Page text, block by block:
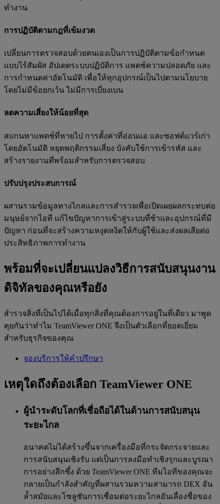
ทำงาน
การปฏิบัติตามกฎที่เข้มงวด
เปลี่ยนการตรวจสอบด้วยตนเองเป็นการปฏิบัติตามข้อกำหนด
แบบไร้สัมผัส อัปเดตระบบปฏิบัติการ แพตช์ความปลอดภัย และ
การกำหนดค่าอัตโนมัติ เพื่อให้ทุกอุปกรณ์เป็นไปตามนโยบาย
โดยไม่มีข้อยกเว้น ไม่มีการเบี่ยงเบน
ลดความเสี่ยงให้น้อยที่สุด
สแกนหาแพตช์ที่หายไป การตั้งค่าที่อ่อนแอ และซอฟต์แวร์เก่า
โดยอัตโนมัติ หยุดพฤติกรรมเสี่ยง บังคับใช้การเข้ารหัส และ
สร้างรายงานที่พร้อมสำหรับการตรวจสอบ
ปรับปรุงประสบการณ์
ผสานรวมข้อมูลทางไกลและการสำรวจเพื่อเปิดเผยผลกระทบต่อ
มนุษย์จากไอที แก้ไขปัญหาการเข้าสู่ระบบที่ช้าและอุปกรณ์ที่มี
ปัญหา ก่อนที่จะสร้างความหงุดหงิดให้กับผู้ใช้และส่งผลเสียต่อ
ประสิทธิภาพการทำงาน
พร้อมที่จะเปลี่ยนแปลงวิธีการสนับสนุนงาน
ดิจิทัลของคุณหรือยัง
สำรวจสิ่งที่เป็นไปได้เมื่อทุกสิ่งที่คุณต้องการอยู่ในที่เดียว มาพูด
คุยกันว่าทำไม TeamViewer ONE จึงเป็นตัวเลือกที่ยอดเยี่ยม
สำหรับธุรกิจของคุณ
จองบริการให้คำปรึกษา
เหตุใดถึงต้องเลือก TeamViewer ONE
ผู้นำระดับโลกที่เชื่อถือได้ในด้านการสนับสนุน
ระยะไกล
อนาคตไม่ได้สร้างขึ้นจากเครื่องมือที่กระจัดกระจายและ
การสนับสนุนเชิงรับ แต่เป็นการลงมือทำเชิงรุกและบูรณา
การอย่างลึกซึ้ง ด้วย TeamViewer ONE ทีมไอทีของคุณจะ
กลายเป็นกำลังสำคัญที่ผสานรวมความสามารถ DEX อัน
ล้ำสมัยและโซลูชันการเชื่อมต่อระยะไกลอันเลื่องชื่อของ